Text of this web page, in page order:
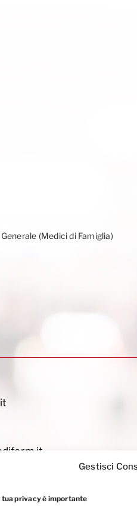
Gestisci
tua privacy è importante
(Medici di Famiglia)